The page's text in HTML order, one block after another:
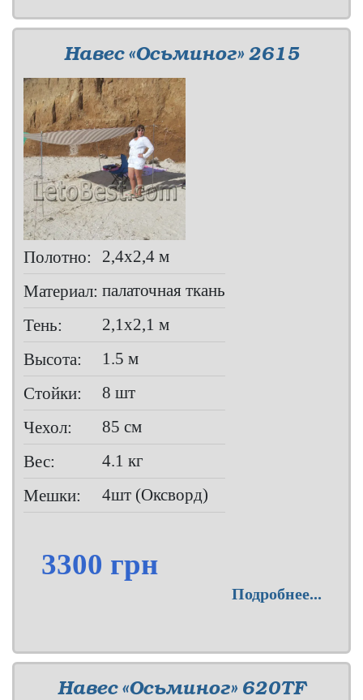
Навес «Осьминог» 2615
Полотно:
2,4х2,4 м
Материал: палаточная ткань
Тень:
2,1х2,1 м
Высота:
1.5 м
Стойки:
8 шт
Чехол:
85 см
Вес:
4.1 кг
Мешки:
4шт (Оксворд)
3300 грн
Подробнее...
Навес «Осьминог» 620TF